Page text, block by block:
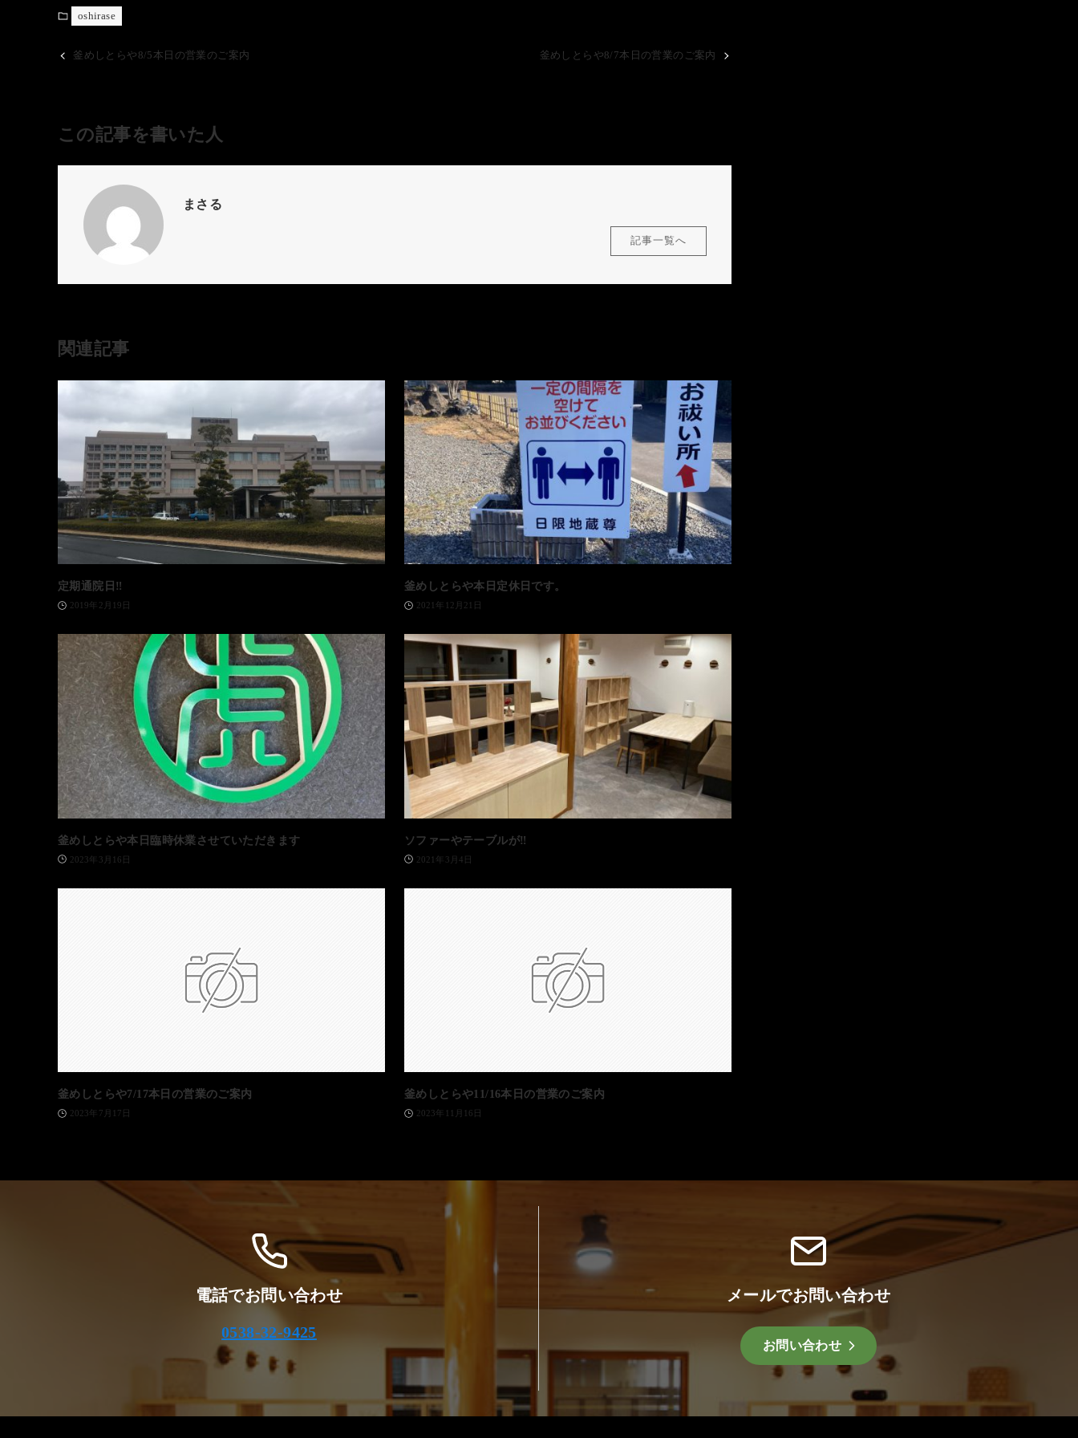
oshirase
釜めしとらや8/5本日の営業のご案内 釜めしとらや8/7本日の営業のご案内
この記事を書いた人
まさる
記事一覧へ
関連記事
定期通院日‼️
2019年2月19日
釜めしとらや本日定休日です。
2021年12月21日
釜めしとらや本日臨時休業させていただきます
2023年3月16日
ソファーやテーブルが‼️
2021年3月4日
釜めしとらや7/17本日の営業のご案内
2023年7月17日
釜めしとらや11/16本日の営業のご案内
2023年11月16日
電話でお問い合わせ
0538-32-9425
メールでお問い合わせ
お問い合わせ